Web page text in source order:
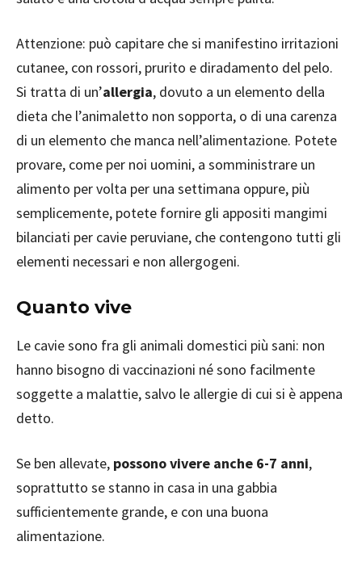
Attenzione: può capitare che si manifestino irritazioni
cutanee, con rossori, prurito e diradamento del pelo.
Si tratta di un’allergia, dovuto a un elemento della
dieta che l’animaletto non sopporta, o di una carenza
di un elemento che manca nell’alimentazione. Potete
provare, come per noi uomini, a somministrare un
alimento per volta per una settimana oppure, più
semplicemente, potete fornire gli appositi mangimi
bilanciati per cavie peruviane, che contengono tutti gli
elementi necessari e non allergogeni.
Quanto vive
Le cavie sono fra gli animali domestici più sani: non
hanno bisogno di vaccinazioni né sono facilmente
soggette a malattie, salvo le allergie di cui si è appena
detto.
Se ben allevate, possono vivere anche 6-7 anni,
soprattutto se stanno in casa in una gabbia
sufficientemente grande, e con una buona
alimentazione.